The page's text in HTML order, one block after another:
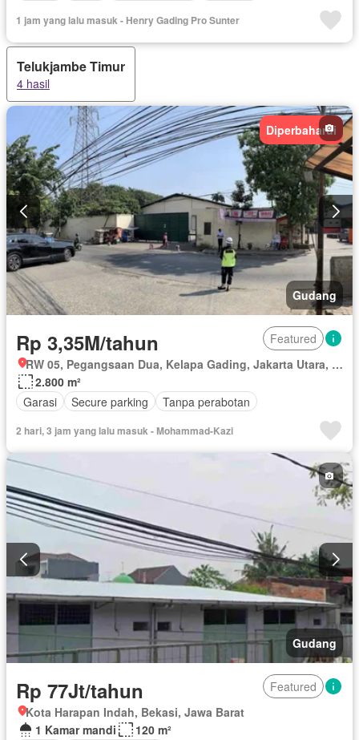
1 jam yang lalu masuk - Henry Gading Pro Sunter
Telukjambe Timur
4 hasil
Diperbaharui
Gudang
Rp 3,35M/tahun
Featured
RW 05, Pegangsaan Dua, Kelapa Gading, Jakarta Utara, Daerah Khusus Ibukota Jakarta
2.800 m²
Garasi
Secure parking Tanpa perabotan
2 hari, 3 jam yang lalu masuk - Mohammad-Kazi
Gudang
Rp 77Jt/tahun
Featured
Kota Harapan Indah, Bekasi, Jawa Barat
1 Kamar mandi
120 m²